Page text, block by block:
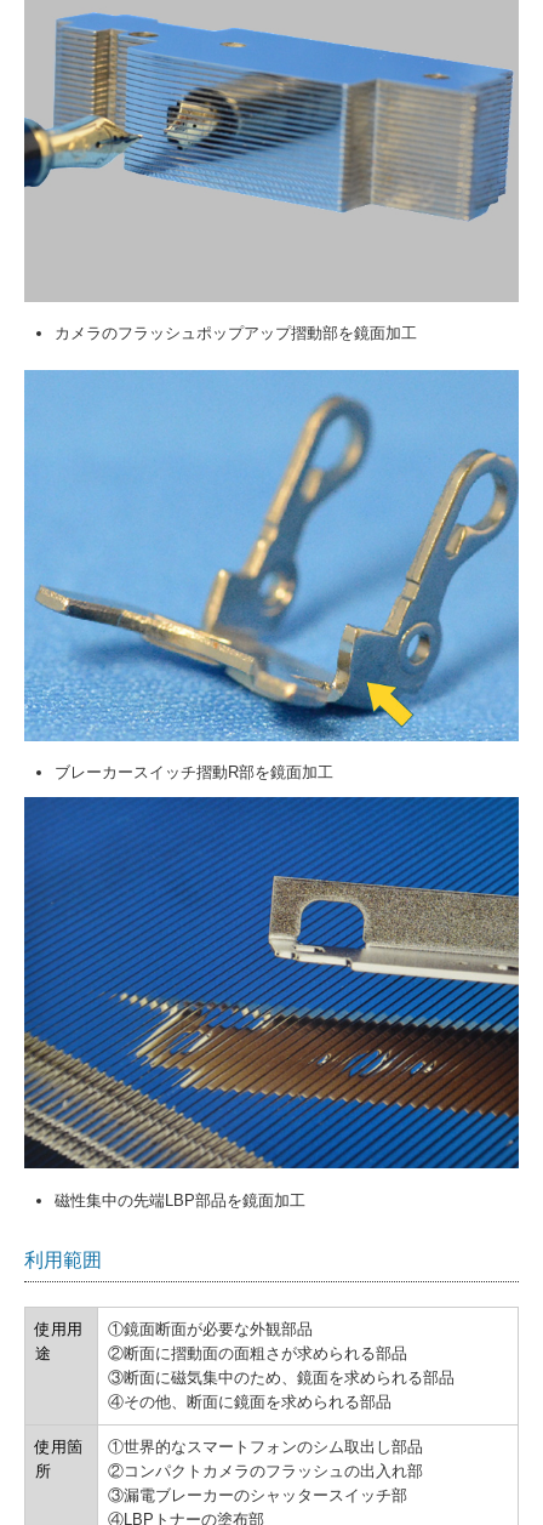
カメラのフラッシュポップアップ摺動部を鏡面加工
ブレーカースイッチ摺動R部を鏡面加工
磁性集中の先端LBP部品を鏡面加工
利用範囲
使用用
途
①鏡面断面が必要な外観部品
②断面に摺動面の面粗さが求められる部品
③断面に磁気集中のため、鏡面を求められる部品
④その他、断面に鏡面を求められる部品
使用箇
所
①世界的なスマートフォンのシム取出し部品
②コンパクトカメラのフラッシュの出入れ部
③漏電ブレーカーのシャッタースイッチ部
④LBPトナーの塗布部